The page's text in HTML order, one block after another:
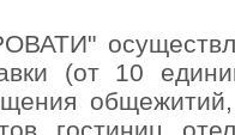
(от 10
общежитий,